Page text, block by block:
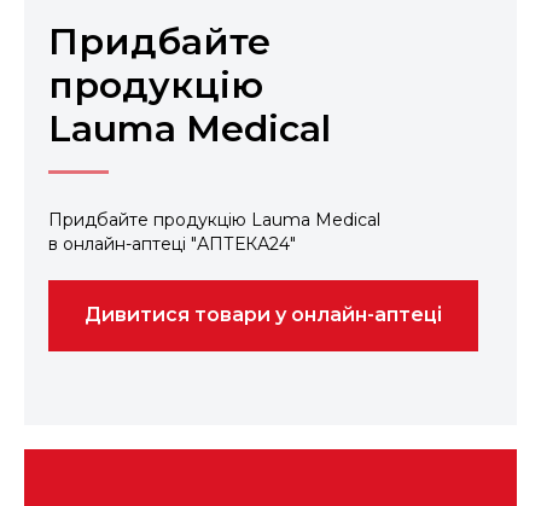
Придбайте
продукцію
Lauma Medical
Придбайте продукцію Lauma Medical
в онлайн-аптеці "АПТЕКА24"
Дивитися товари у онлайн-аптеці